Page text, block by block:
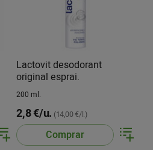
Lactovit desodorant
original esprai.
200 ml.
2,8 €/u. (14,00 €/l.)
Comprar